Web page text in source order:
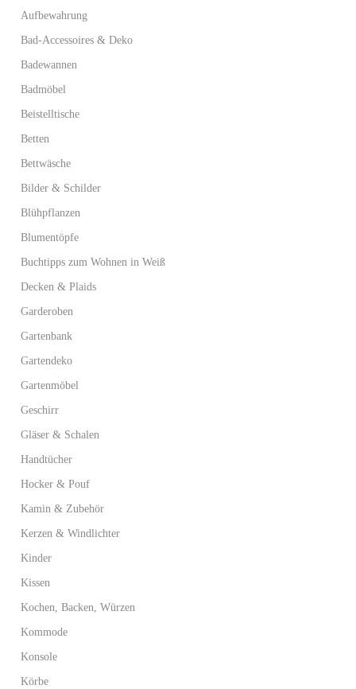
Aufbewahrung
Bad-Accessoires & Deko
Badewannen
Badmöbel
Beistelltische
Betten
Bettwäsche
Bilder & Schilder
Blühpflanzen
Blumentöpfe
Buchtipps zum Wohnen in Weiß
Decken & Plaids
Garderoben
Gartenbank
Gartendeko
Gartenmöbel
Geschirr
Gläser & Schalen
Handtücher
Hocker & Pouf
Kamin & Zubehör
Kerzen & Windlichter
Kinder
Kissen
Kochen, Backen, Würzen
Kommode
Konsole
Körbe